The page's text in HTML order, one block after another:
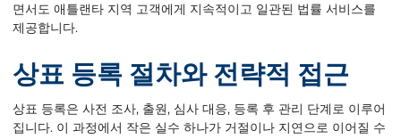
면서도 애틀랜타 지역 고객에게 지속적이고 일관된 법률 서비스를
제공합니다.
상표 등록 절차와 전략적 접근
상표 등록은 사전 조사, 출원, 심사 대응, 등록 후 관리 단계로 이루어
집니다. 이 과정에서 작은 실수 하나가 거절이나 지연으로 이어질 수